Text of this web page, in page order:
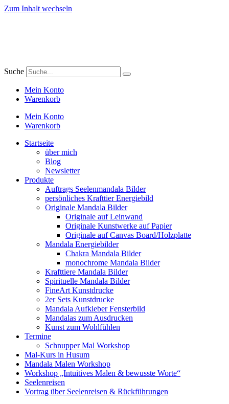
Zum Inhalt wechseln
Suche
Mein Konto
Warenkorb
Mein Konto
Warenkorb
Startseite
über mich
Blog
Newsletter
Produkte
Auftrags Seelenmandala Bilder
persönliches Krafttier Energiebild
Originale Mandala Bilder
Originale auf Leinwand
Originale Kunstwerke auf Papier
Originale auf Canvas Board/Holzplatte
Mandala Energiebilder
Chakra Mandala Bilder
monochrome Mandala Bilder
Krafttiere Mandala Bilder
Spirituelle Mandala Bilder
FineArt Kunstdrucke
2er Sets Kunstdrucke
Mandala Aufkleber Fensterbild
Mandalas zum Ausdrucken
Kunst zum Wohlfühlen
Termine
Schnupper Mal Workshop
Mal-Kurs in Husum
Mandala Malen Workshop
Workshop „Intuitives Malen & bewusste Worte“
Seelenreisen
Vortrag über Seelenreisen & Rückführungen